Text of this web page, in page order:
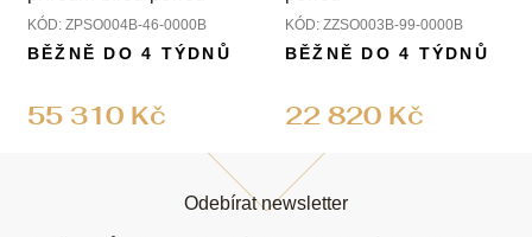
KÓD: ZPSO004B-46-0000B
55 310 Kč
BĚŽNĚ DO 4 TÝDNŮ
KÓD: ZZSO003B-99-0000B
22 820 Kč
BĚŽNĚ DO 4 TÝDNŮ
Odebírat newsletter